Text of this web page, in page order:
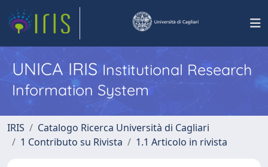
UNICA IRISInstitutional Research
Information System
IRIS
Catalogo Ricerca Università di Cagliari
1 Contributo su Rivista
1.1 Articolo in rivista